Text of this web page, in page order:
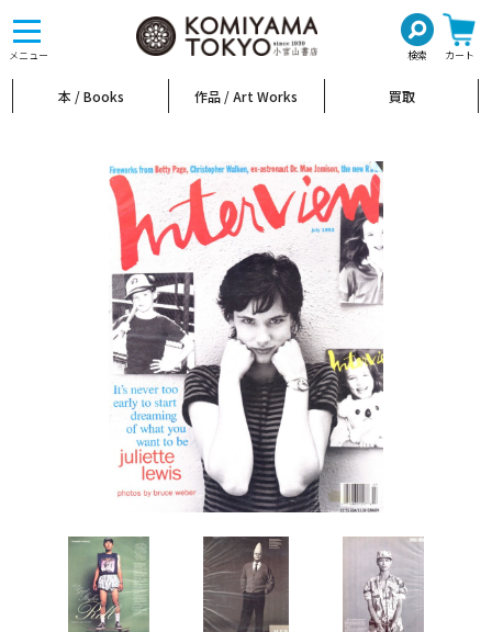
メニュー 検索 カート
toggle
navigation
本 / Books 作品 / Art Works 買取